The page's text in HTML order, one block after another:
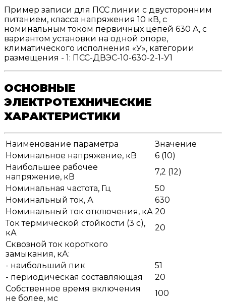
Пример записи для ПСС линии с двусторонним
питанием, класса напряжения 10 кВ, с
номинальным током первичных цепей 630 А, с
вариантом установки на одной опоре,
климатического исполнения «У», категории
размещения - 1: ПСС-ДВЭС-10-630-2-1-У1
ОСНОВНЫЕ
ЭЛЕКТРОТЕХНИЧЕСКИЕ
ХАРАКТЕРИСТИКИ
Наименование параметра
Значение
Номинальное напряжение, кВ
6 (10)
Наибольшее рабочее
напряжение, кВ
7,2 (12)
Номинальная частота, Гц
50
Номинальный ток, А
630
Номинальный ток отключения, кА 20
Ток термической стойкости (3 с),
кА
20
Сквозной ток короткого
замыкания, кА:
- наибольший пик
51
- периодическая составляющая
20
Собственное время включения
не более, мс
100